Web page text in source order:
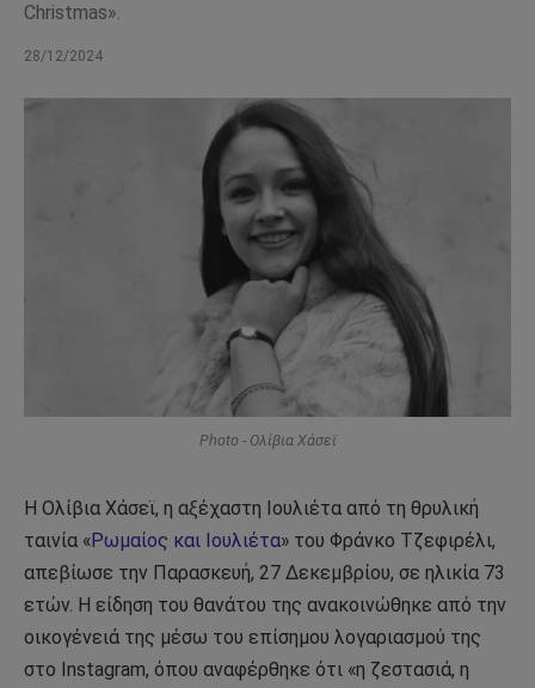
Christmas».
28/12/2024
Photo - Ολίβια Χάσεϊ
Η Ολίβια Χάσεϊ, η αξέχαστη Ιουλιέτα από τη θρυλική
ταινία «Ρωμαίος και Ιουλιέτα» του Φράνκο Τζεφιρέλι,
απεβίωσε την Παρασκευή, 27 Δεκεμβρίου, σε ηλικία 73
ετών. Η είδηση του θανάτου της ανακοινώθηκε από την
οικογένειά της μέσω του επίσημου λογαριασμού της
στο Instagram, όπου αναφέρθηκε ότι «η ζεστασιά, η